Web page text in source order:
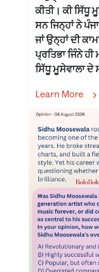
ਕੀਤੀ। ਕੀ ਸਿੱਧੂ
ਸਨ ਜਿਨ੍ਹਾਂ ਨੇ
ਜਾਂ ਉਨ੍ਹਾਂ ਦੀ
ਪ੍ਰਤਿਭਾ ਜਿੰਨੇ
ਸਿੱਧੂ ਮੂਸੇਵਾਲਾ ਦੇ
Learn More